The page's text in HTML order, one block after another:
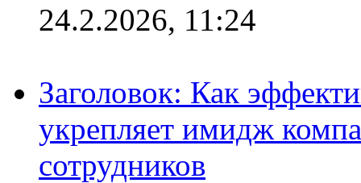
24.2.2026, 11:24
Заголовок: Как
укрепляет имидж
сотрудников